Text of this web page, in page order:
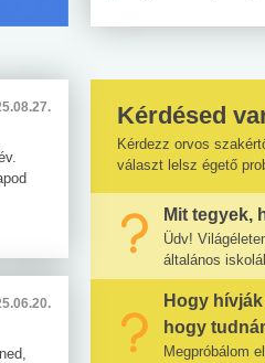
Kérdésed
Kérdezz orvos
választ lelsz égető
Mit tegyek,
Üdv!
általános
Hogy
hogy
Megpróbálom